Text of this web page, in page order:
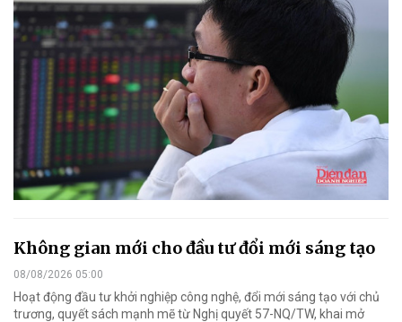
Không gian mới cho đầu tư đổi mới sáng tạo
08/08/2026 05:00
Hoạt động đầu tư khởi nghiệp công nghệ, đổi mới sáng tạo với chủ
trương, quyết sách mạnh mẽ từ Nghị quyết 57-NQ/TW, khai mở